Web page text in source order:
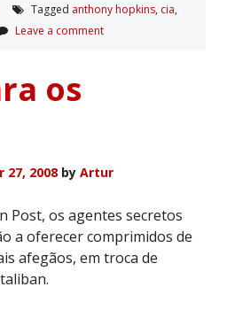
Tagged anthony hopkins, cia,
Leave a comment
os
27, 2008 by Artur
Post, os agentes secretos
a oferecer comprimidos de
afegãos, em troca de